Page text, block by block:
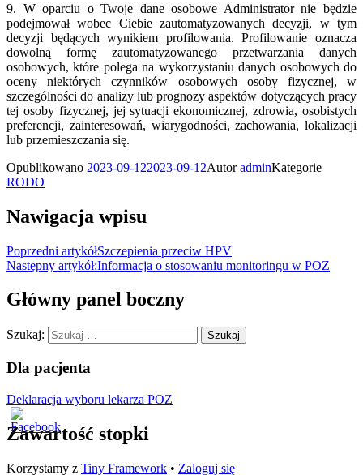
9. W oparciu o Twoje dane osobowe Administrator nie będzie
podejmował wobec Ciebie zautomatyzowanych decyzji, w tym
decyzji będących wynikiem profilowania. Profilowanie oznacza
dowolną formę zautomatyzowanego przetwarzania danych
osobowych, które polega na wykorzystaniu danych osobowych do
oceny niektórych czynników osobowych osoby fizycznej, w
szczególności do analizy lub prognozy aspektów dotyczących pracy
tej osoby fizycznej, jej sytuacji ekonomicznej, zdrowia, osobistych
preferencji, zainteresowań, wiarygodności, zachowania, lokalizacji
lub przemieszczania się.
Opublikowano 2023-09-122023-09-12AutoradminKategorie
RODO
Nawigacja wpisu
Poprzedni artykółSzczepienia przeciw HPV
Następny artykół:Informacja o stosowaniu monitoringu w POZ
Główny panel boczny
Szukaj:
Dla pacjenta
Deklaracja wyboru lekarza POZ
Zawartość stopki
Korzystamy z Tiny Framework • Zaloguj się